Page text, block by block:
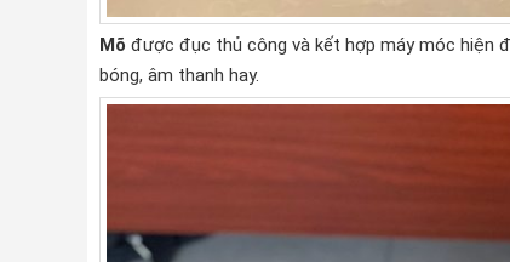
Mõ được đục thủ công và kết hợp máy móc hiện
bóng, âm thanh hay.